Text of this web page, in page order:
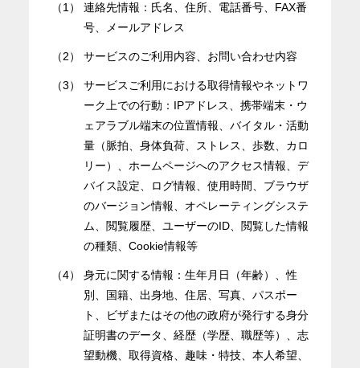
（1）
連絡先情報：氏名、住所、電話番号、FAX番
号、メールアドレス
（2） サービスのご利用内容、お問い合わせ内容
（3）
サービスご利用における取得情報やネットワ
ーク上での行動：IPアドレス、携帯端末・ウ
ェアラブル端末の位置情報、バイタル・活動
量（脈拍、身体負荷、ストレス、歩数、カロ
リー）、ホームページへのアクセス情報、デ
バイス設定、ログ情報、使用時間、ブラウザ
のバージョン情報、オペレーティングシステ
ム、閲覧履歴、ユーザーのID、閲覧した情報
の種類、Cookie情報等
（4）
身元に関する情報：生年月日（年齢）、性
別、国籍、出身地、住居、写真、パスポー
ト、ビザまたはその他の政府が発行する身分
証明書のデータ、経歴（学歴、職歴等）、志
望動機、取得資格、趣味・特技、本人希望、